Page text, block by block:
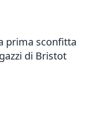
prima sconfitta
di Bristot